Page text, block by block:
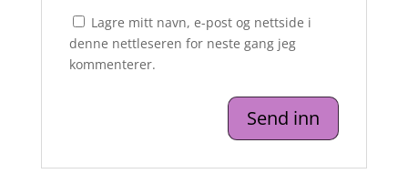
Lagre mitt navn, e-post og nettside i
denne nettleseren for neste gang jeg
kommenterer.